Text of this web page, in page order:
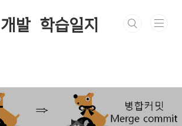
발 학습일지